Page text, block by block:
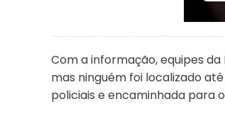
Com a informação, equipes
mas ninguém foi localizado
policiais e encaminhada para